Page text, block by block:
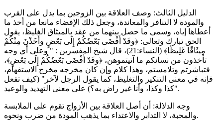
الدليل الثالث: وصف العلاقة بين الزوجين بما يدل على القرب
والمودة لا التنافر والمعاندة، وجعل ذلك الإفضاء مانعا من أخذ ما
أعطاها إياه، وسمى ما حصل بينهما من عقد بالميثاق الغليظ، يقول
الحق تبارك وتعالى: ﴿وقَدْ أَفْضَى بَعْضُكُمْ إِلَى بَعْضٍ وأَخَذْنَ مِنْكُمْ
مِيثَاقًا غَلِيظًا﴾ (النساء:21)، قال شيخ المفسرين : " وعلى أي وجه
تأخذون من نسائكم ما آتيتموهن، ﴿وقَدْ أَفْضَى بَعْضُكُمْ إِلَى بَعْضٍ﴾،
فتباشرتم وتلامستم، وهذا كلام وإن كان مخرجه مخرج الاستفهام،
فإنه في معنى التنكير والتغليظ، كما يقول الرجل لآخر" (كيف تفعل
كذا وكذا، وأنا غير راض به؟) على معنى التهديد والوعيد".
وجه الدلالة: أن أصل العلاقة بين الأزواج تقوم على الملابسة
والمحبة، لا التدابر والاعتداء بما يذهب المودة من ضرب ونحوه.